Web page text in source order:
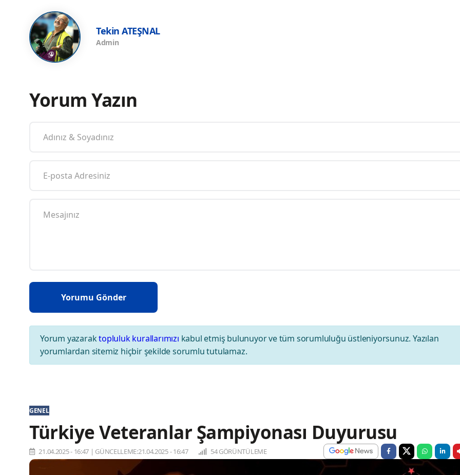
Tekin ATEŞNAL
Admin
Yorum Yazın
Yorum yazaraktopluluk kurallarımızı kabul etmiş bulunuyor ve tüm sorumluluğu üstleniyorsunuz. Yazılan
yorumlardan sitemiz hiçbir şekilde sorumlu tutulamaz.
GENEL
Türkiye Veteranlar Şampiyonası Duyurusu
21.04.2025 - 16:47 | GÜNCELLEME:21.04.2025 - 16:47 54 GÖRÜNTÜLEME